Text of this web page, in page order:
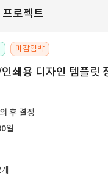
로젝트
마감임박
쇄용 디자인 템플릿
후 결정
일